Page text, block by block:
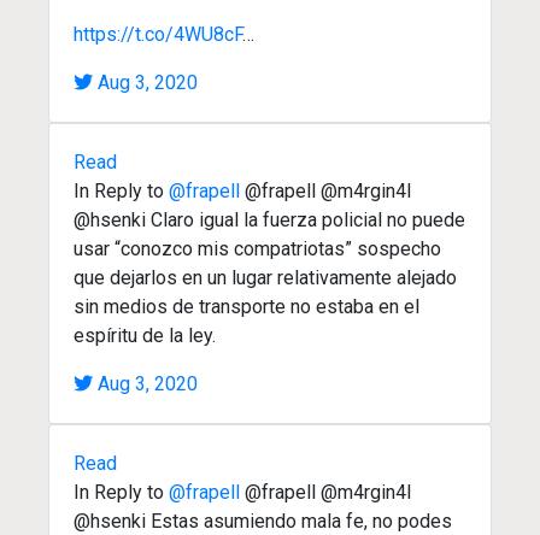
https://t.co/4WU8cF…
Aug 3, 2020
Read
In Reply to @frapell
@frapell @m4rgin4l
@hsenki Claro igual la fuerza policial no puede
usar “conozco mis compatriotas” sospecho
que dejarlos en un lugar relativamente alejado
sin medios de transporte no estaba en el
espíritu de la ley.
Aug 3, 2020
Read
In Reply to @frapell
@frapell @m4rgin4l
@hsenki Estas asumiendo mala fe, no podes